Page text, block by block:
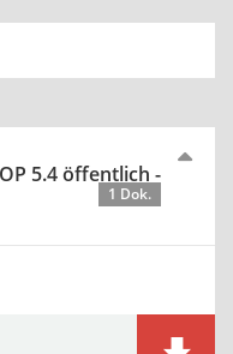
5.4 öffentlich -
1 Dok.